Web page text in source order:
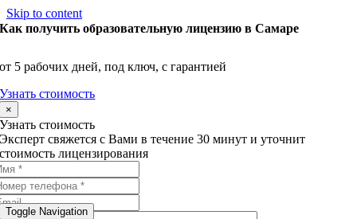
Skip to content
Toggle Navigation
Как получить образовательную лицензию в Самаре
от 5 рабочих дней, под ключ, с гарантией
Узнать стоимость
×
Узнать стоимость
Эксперт свяжется с Вами в течение 30 минут и уточнит
стоимость лицензирования